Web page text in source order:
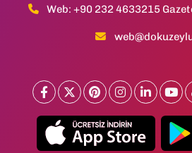
Web: +90 232 4633215